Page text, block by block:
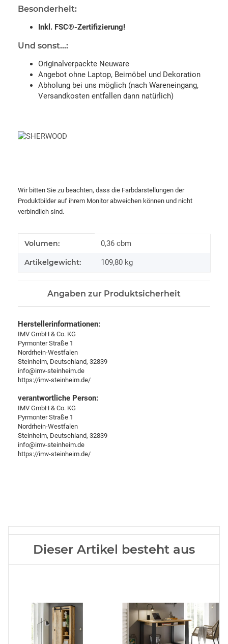
Besonderheit:
Inkl. FSC®-Zertifizierung!
Und sonst...:
Originalverpackte Neuware
Angebot ohne Laptop, Beimöbel und Dekoration
Abholung bei uns möglich (nach Wareneingang,
Versandkosten entfallen dann natürlich)
Wir bitten Sie zu beachten, dass die Farbdarstellungen der
Produktbilder auf ihrem Monitor abweichen können und nicht
verbindlich sind.
Produkteigenschaft
Wert
Volumen: 0,36 cbm
Artikelgewicht: 109,80 kg
Angaben zur Produktsicherheit
Herstellerinformationen:
IMV GmbH & Co. KG
Pyrmonter Straße 1
Nordrhein-Westfalen
Steinheim, Deutschland, 32839
info@imv-steinheim.de
https://imv-steinheim.de/
verantwortliche Person:
IMV GmbH & Co. KG
Pyrmonter Straße 1
Nordrhein-Westfalen
Steinheim, Deutschland, 32839
info@imv-steinheim.de
https://imv-steinheim.de/
Dieser Artikel besteht aus